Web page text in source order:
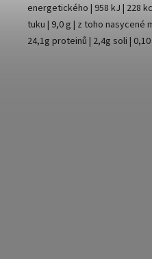
energetického | 958 kJ | 228
tuku | 9,0 g | z toho nasycené
24,1g proteinů | 2,4g soli |